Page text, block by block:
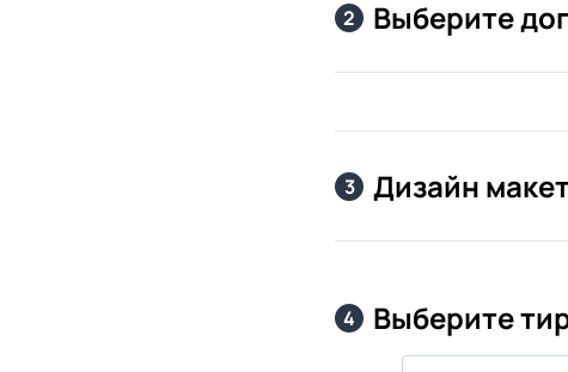
2 Выберите
3 Дизайн
4 Выберите